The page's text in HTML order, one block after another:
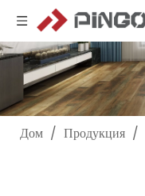
Дом / Продукция /